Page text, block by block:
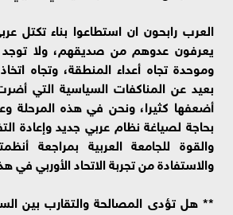
العرب رابحون ان استطاعوا بناء تكتل
يعرفون عدوهم من صديقهم، ولا توجد
وموحدة تجاه أعداء المنطقة، وتجاه
بعيد عن المناكفات السياسية التي
أضعفها كثيرا، ونحن في هذه المرحلة
بحاجة لصياغة نظام عربي جديد وإعادة
والقوة للجامعة العربية بمراجعة
والاستفادة من تجربة الاتحاد الأوربي في
** هل تؤدى المصالحة والتقارب بين